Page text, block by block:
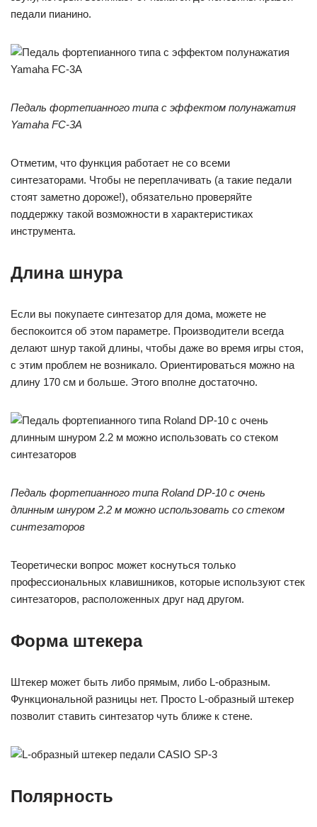
педали пианино.
Педаль фортепианного типа с эффектом полунажатия
Yamaha FC-3A
Отметим, что функция работает не со всеми
синтезаторами. Чтобы не переплачивать (а такие педали
стоят заметно дороже!), обязательно проверяйте
поддержку такой возможности в характеристиках
инструмента.
Длина шнура
Если вы покупаете синтезатор для дома, можете не
беспокоится об этом параметре. Производители всегда
делают шнур такой длины, чтобы даже во время игры стоя,
с этим проблем не возникало. Ориентироваться можно на
длину 170 см и больше. Этого вполне достаточно.
Педаль фортепианного типа Roland DP-10 с очень
длинным шнуром 2.2 м можно использовать со стеком
синтезаторов
Теоретически вопрос может коснуться только
профессиональных клавишников, которые используют стек
синтезаторов, расположенных друг над другом.
Форма штекера
Штекер может быть либо прямым, либо L-образным.
Функциональной разницы нет. Просто L-образный штекер
позволит ставить синтезатор чуть ближе к стене.
Полярность